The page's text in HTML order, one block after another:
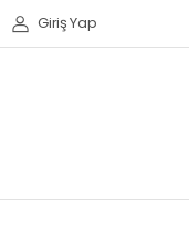
Giriş Yap